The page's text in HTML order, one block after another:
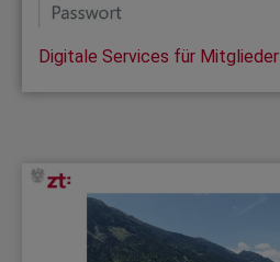
Digitale Services für Mitglieder